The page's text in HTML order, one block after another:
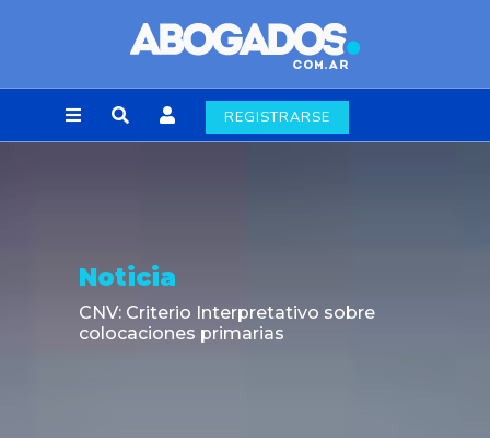
REGISTRARSE
Noticia
CNV: Criterio Interpretativo sobre
colocaciones primarias